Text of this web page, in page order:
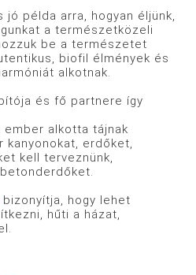
jó példa arra, hogyan éljünk,
a természetközeli
be a természetet
biofil élmények és
alkotnak.
és fő partnere így
ember alkotta tájnak
kanyonokat, erdőket,
kell terveznünk,
bizonyítja, hogy lehet
hűti a házat,